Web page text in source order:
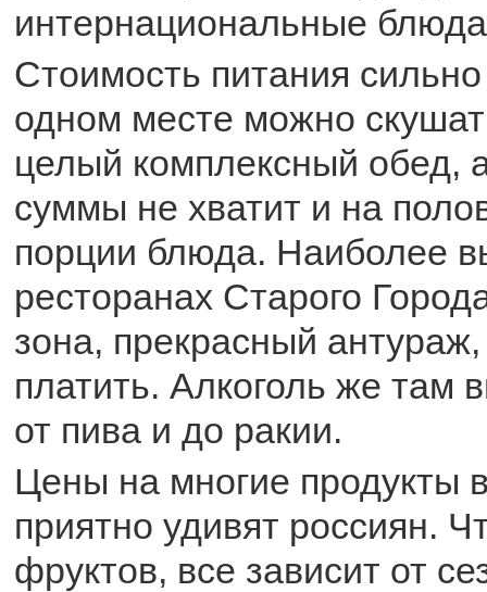
интернациональные
Стоимость питания
одном месте можно
целый комплексный обед,
суммы не хватит и на
порции блюда. Наиболее
ресторанах Старого
зона, прекрасный
платить. Алкоголь же там
от пива и до ракии.
Цены на многие продукты
приятно удивят россиян.
фруктов, все зависит от